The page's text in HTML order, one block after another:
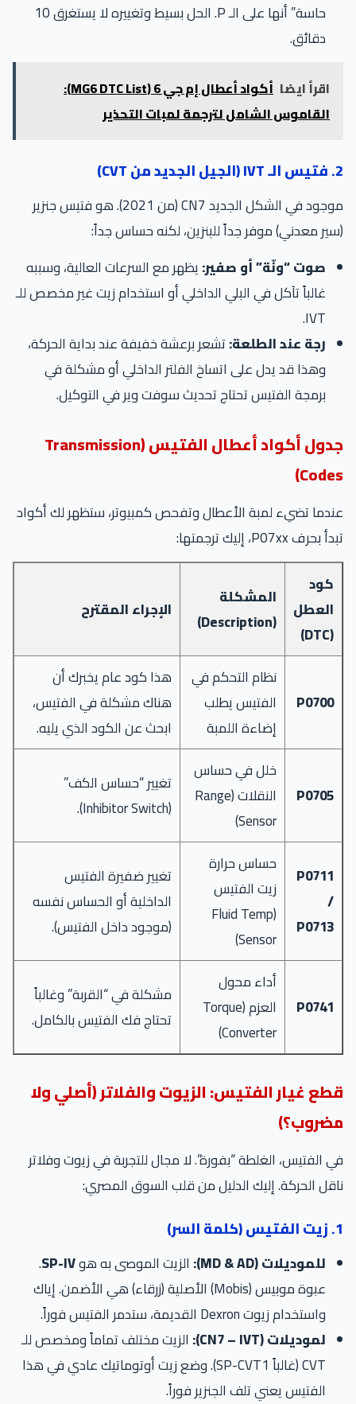
حاسة” أنها على الـ P. الحل بسيط وتغييره لا يستغرق 10
دقائق.
اقرأ ايضا
أكواد أعطال إم جي 6 (MG6 DTC List):
القاموس الشامل لترجمة لمبات التحذير
2. فتيس الـ IVT (الجيل الجديد من CVT)
موجود في الشكل الجديد CN7 (من 2021). هو فتيس جنزير
(سير معدني) موفر جداً للبنزين، لكنه حساس جداً:
صوت “ونّة” أو صفير:يظهر مع السرعات العالية، وسببه
غالباً تآكل في البلي الداخلي أو استخدام زيت غير مخصص للـ
IVT.
رجة عند الطلعة:تشعر برعشة خفيفة عند بداية الحركة،
وهذا قد يدل على اتساخ الفلتر الداخلي أو مشكلة في
برمجة الفتيس تحتاج تحديث سوفت وير في التوكيل.
جدول أكواد أعطال الفتيس (Transmission
Codes)
عندما تضيء لمبة الأعطال وتفحص كمبيوتر، ستظهر لك أكواد
تبدأ بحرف P07xx، إليك ترجمتها:
كود
العطل
(DTC)
المشكلة
(Description)
الإجراء المقترح
P0700
نظام التحكم في
الفتيس يطلب
إضاءة اللمبة
هذا كود عام يخبرك أن
هناك مشكلة في الفتيس،
ابحث عن الكود الذي يليه.
P0705
خلل في حساس
النقلات (Range
Sensor)
تغيير “حساس الكف”
(Inhibitor Switch).
P0711
/
P0713
حساس حرارة
زيت الفتيس
(Fluid Temp
Sensor)
تغيير ضفيرة الفتيس
الداخلية أو الحساس نفسه
(موجود داخل الفتيس).
P0741
أداء محول
العزم (Torque
Converter)
مشكلة في “القربة” وغالباً
تحتاج فك الفتيس بالكامل.
قطع غيار الفتيس: الزيوت والفلاتر (أصلي ولا
مضروب؟)
في الفتيس، الغلطة “بفورة”. لا مجال للتجربة في زيوت وفلاتر
ناقل الحركة. إليك الدليل من قلب السوق المصري:
1. زيت الفتيس (كلمة السر)
للموديلات (MD & AD): الزيت الموصى به هوSP-IV
.
عبوة موبيس (Mobis) الأصلية (زرقاء) هي الأضمن. إياك
واستخدام زيوت Dexron القديمة، ستدمر الفتيس فوراً.
لموديلات (CN7 – IVT):
الزيت مختلف تماماً ومخصص للـ
CVT (غالباً SP-CVT1). وضع زيت أوتوماتيك عادي في هذا
الفتيس يعني تلف الجنزير فوراً.